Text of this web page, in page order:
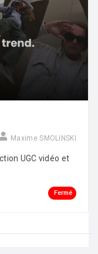
Maxime SMOLINSKI
UGC vidéo et
Fermé